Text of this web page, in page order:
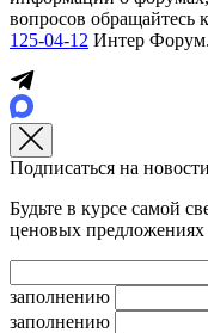
вопросов обращайтесь
125-04-12 Интер Форум.
Подписаться на новости
Будьте в курсе самой
ценовых
заполнению
заполнению